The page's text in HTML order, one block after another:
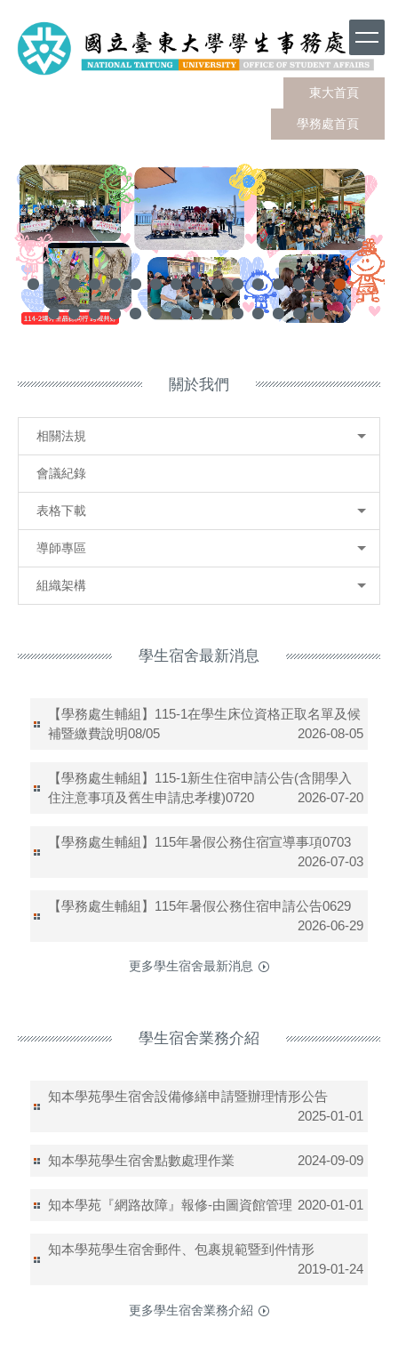
主
東大首頁
學務處首頁
關於我們
相關法規
會議紀錄
表格下載
導師專區
組織架構
學生宿舍最新消息
【學務處生輔組】115-1在學生床位資格正取名單及候
補暨繳費說明08/05
2026-08-05
【學務處生輔組】115-1新生住宿申請公告(含開學入
住注意事項及舊生申請忠孝樓)0720
2026-07-20
【學務處生輔組】115年暑假公務住宿宣導事項0703
2026-07-03
【學務處生輔組】115年暑假公務住宿申請公告0629
2026-06-29
更多學生宿舍最新消息
學生宿舍業務介紹
知本學苑學生宿舍設備修繕申請暨辦理情形公告
2025-01-01
知本學苑學生宿舍點數處理作業 2024-09-09
知本學苑『網路故障』報修-由圖資館管理 2020-01-01
知本學苑學生宿舍郵件、包裹規範暨到件情形
2019-01-24
更多學生宿舍業務介紹